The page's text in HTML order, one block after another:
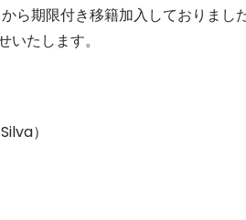
ら期限付き移籍加入しておりまし
たします。
）